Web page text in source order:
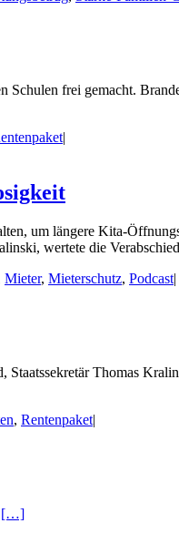
Schulen frei gemacht.
|
um längere Kita-
wertete die
Mieter, Mieterschutz, Podcast|
Thomas
, Rentenpaket|
[…]